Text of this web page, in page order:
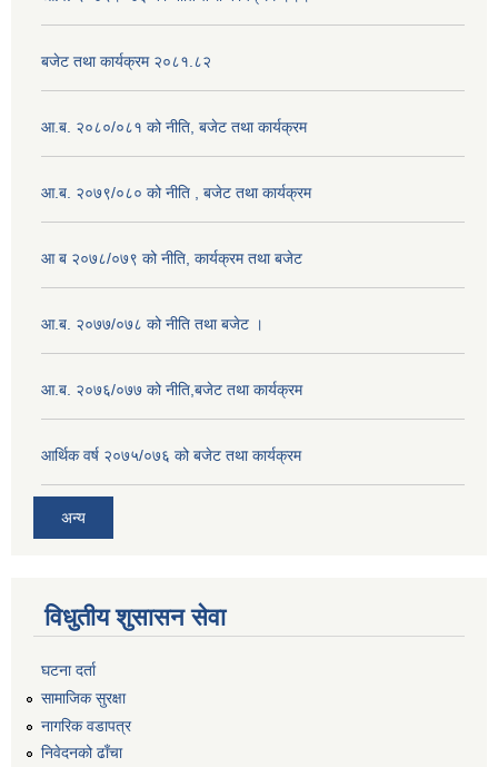
बजेट तथा कार्यक्रम २०८१.८२
आ.ब. २०८०/०८१ को नीति, बजेट तथा कार्यक्रम
आ.ब. २०७९/०८० को नीति , बजेट तथा कार्यक्रम
आ ब २०७८/०७९ को नीति, कार्यक्रम तथा बजेट
आ.ब. २०७७/०७८ को नीति तथा बजेट ।
आ.ब. २०७६/०७७ को नीति,बजेट तथा कार्यक्रम
आर्थिक वर्ष २०७५/०७६ को बजेट तथा कार्यक्रम
अन्य
विधुतीय शुसासन सेवा
घटना दर्ता
सामाजिक सुरक्षा
नागरिक वडापत्र
निवेदनको ढाँचा